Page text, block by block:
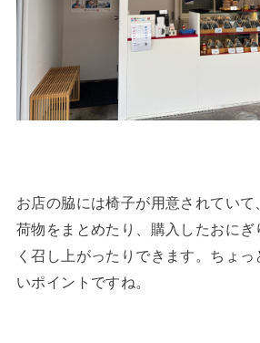
お店の脇には椅子が用意されていて
荷物をまとめたり、購入したおに
く召し上がったりできます。ちょ
いポイントですね。